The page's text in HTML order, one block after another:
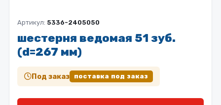
Артикул: 5336-2405050
шестерня ведомая 51 зуб.
(d=267 мм)
Под заказ поставка под заказ